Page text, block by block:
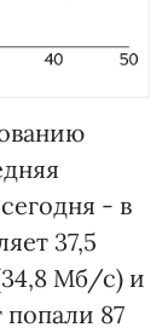
- в
37,5
Мб/с) и
87